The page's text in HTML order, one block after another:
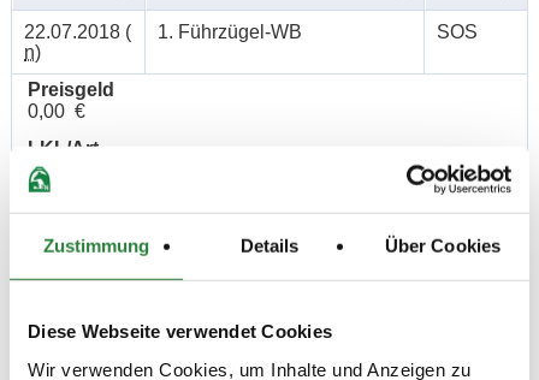
Zustimmung Details Über Cookies
Diese Webseite verwendet Cookies
Wir verwenden Cookies, um Inhalte und Anzeigen zu
22.07.2018 (
n)
1. Führzügel-WB SOS
Preisgeld
0,00 €
LKL/Art
0 WB
22.07.2018 (
2. Reiter-WB Schritt - Trab SOS
LKL/Art